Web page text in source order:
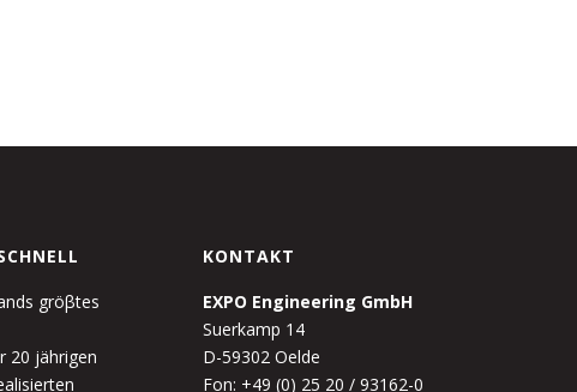
gröβtes
20 jährigen
KONTAKT
EXPO Engineering GmbH
Suerkamp 14
D-59302 Oelde
Fon: +49 (0) 25 20 / 93162-0